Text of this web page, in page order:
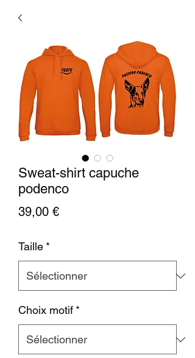
Sweat-shirt capuche
podenco
39,00 €Prix
Taille *
Choix motif *